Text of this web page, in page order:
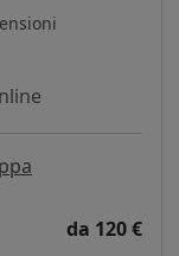
da 120 €